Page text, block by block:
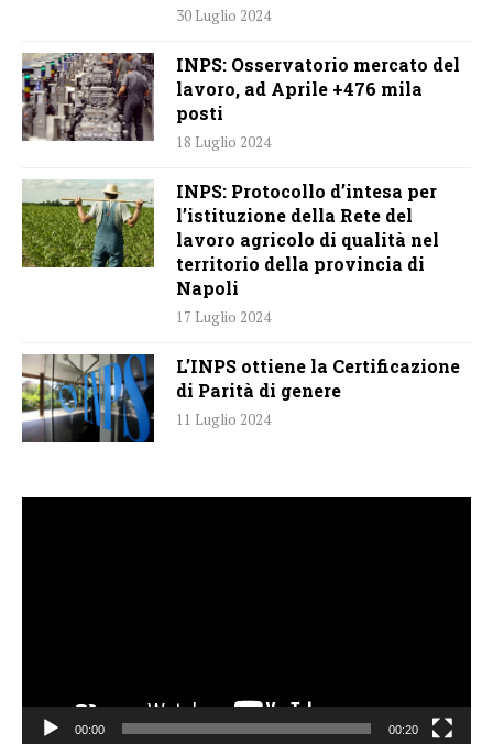
30 Luglio 2024
INPS: Osservatorio mercato del
lavoro, ad Aprile +476 mila
posti
18 Luglio 2024
INPS: Protocollo d’intesa per
l’istituzione della Rete del
lavoro agricolo di qualità nel
territorio della provincia di
Napoli
17 Luglio 2024
L’INPS ottiene la Certificazione
di Parità di genere
11 Luglio 2024
00:00 00:20